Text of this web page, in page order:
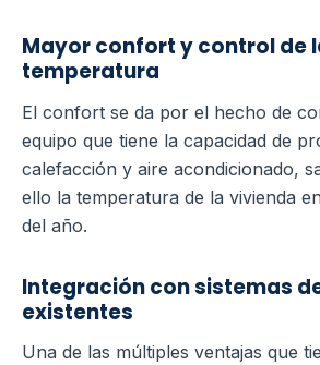
Mayor confort y control de
temperatura
El confort se da por el hecho de
equipo que tiene la capacidad de
calefacción y aire acondicionado,
ello la temperatura de la vivienda
del año.
Integración con sistemas
existentes
Una de las múltiples ventajas que